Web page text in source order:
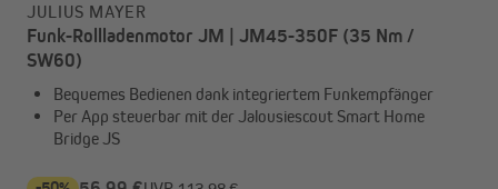
JULIUS MAYER
Funk-Rollladenmotor JM | JM45-350F (35 Nm /
SW60)
Bequemes Bedienen dank integriertem Funkempfänger
Per App steuerbar mit der Jalousiescout Smart Home
Bridge JS